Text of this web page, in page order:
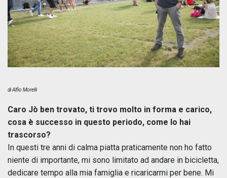
di Alfio Morelli
Caro Jò ben trovato, ti trovo molto in forma e carico,
cosa è successo in questo periodo, come lo hai
trascorso?
In questi tre anni di calma piatta praticamente non ho fatto
niente di importante, mi sono limitato ad andare in bicicletta,
dedicare tempo alla mia famiglia e ricaricarmi per bene. Mi